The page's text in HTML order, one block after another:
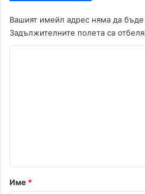
Вашият имейл адрес няма да бъде
Задължителните полета са
р
Име *